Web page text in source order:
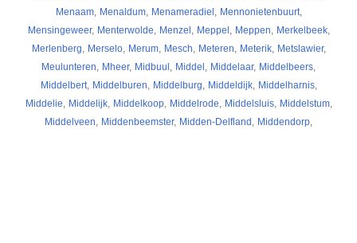
Menaam, Menaldum, Menameradiel Mennonietenbuurt,
Mensingeweer, Menterwolde Menzel Meppel Meppen Merkelbeek,
Merlenberg
Merselo, Merum, Mesch Meteren Meterik, Metslawier,
Meulunteren
Mheer, Midbuul Middel Middelaar, Middelbeers
Middelbert, Middelburen Middelburg Middeldijk, Middelharnis,
Middelie
Middelijk, Middelkoop, Middelrode Middelsluis, Middelstum,
Middelveen
Middenbeemster, Midden-Delfland Middendorp